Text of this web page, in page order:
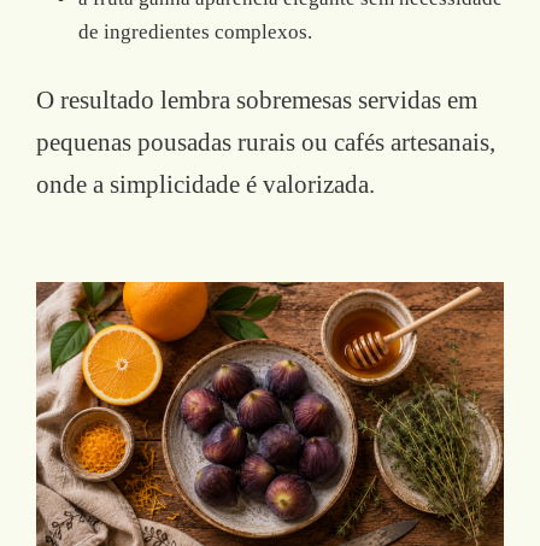
de ingredientes complexos.
O resultado lembra sobremesas servidas em
pequenas pousadas rurais ou cafés artesanais,
onde a simplicidade é valorizada.